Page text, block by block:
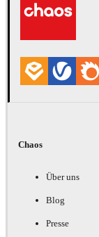
Chaos
Über uns
Blog
Presse